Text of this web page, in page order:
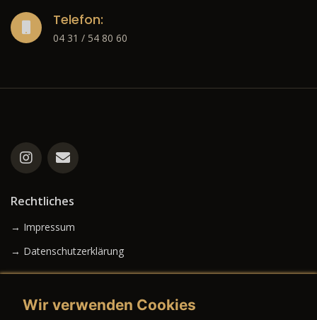
Telefon:
04 31 / 54 80 60
Rechtliches
→ Impressum
→ Datenschutzerklärung
Wir verwenden Cookies